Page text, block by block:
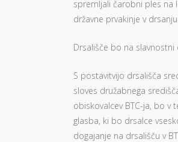
spremljali čarobni ples na
državne prvakinje v drsanju
Drsališče bo na
S postavitvijo drsališča
sloves družabnega
obiskovalcev BTC-ja, bo
glasba, ki bo drsalce
dogajanje na drsališču v